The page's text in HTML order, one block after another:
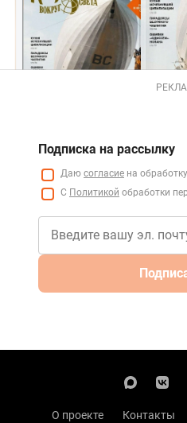
Подписка на рассылку
Даю согласие на
С Политикой обработки
О проекте Контакты